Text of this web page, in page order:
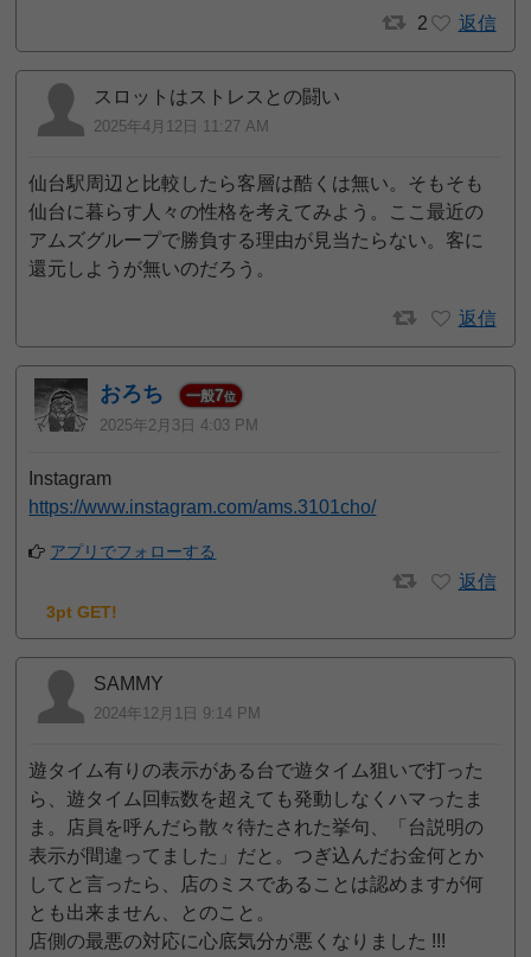
2 返信
スロットはストレスとの闘い
2025年4月12日 11:27 AM
仙台駅周辺と比較したら客層は酷くは無い。そもそも
仙台に暮らす人々の性格を考えてみよう。ここ最近の
アムズグループで勝負する理由が見当たらない。客に
還元しようが無いのだろう。
返信
おろち 一般7位
2025年2月3日 4:03 PM
Instagram
https://www.instagram.com/ams.3101cho/
アプリでフォローする
返信
3pt GET!
SAMMY
2024年12月1日 9:14 PM
遊タイム有りの表示がある台で遊タイム狙いで打った
ら、遊タイム回転数を超えても発動しなくハマったま
ま。店員を呼んだら散々待たされた挙句、「台説明の
表示が間違ってました」だと。つぎ込んだお金何とか
してと言ったら、店のミスであることは認めますが何
とも出来ません、とのこと。
店側の最悪の対応に心底気分が悪くなりました !!!